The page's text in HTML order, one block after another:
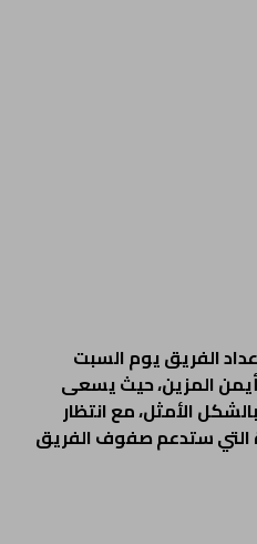
الفريق يوم السبت
أيمن المزين، حيث يسعى
الأمثل، مع انتظار
التي ستدعم صفوف الفريق